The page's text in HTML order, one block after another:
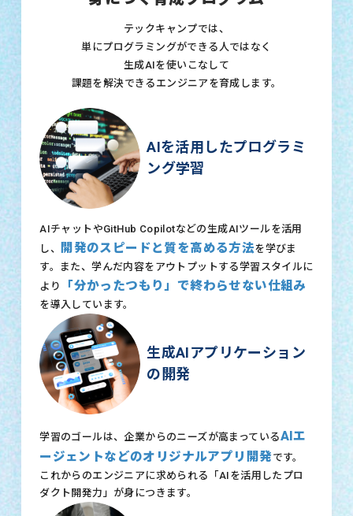
テックキャンプでは、
単にプログラミングができる人ではなく
生成AIを使いこなして
課題を解決できるエンジニアを育成します。
AIを活用したプログラミ
ング学習
AIチャットやGitHub Copilotなどの生成AIツールを活用
し、
開発のスピードと質を高める方法を学びま
す。また、学んだ内容をアウトプットする学習スタイルに
より
「分かったつもり」で終わらせない仕組み
を導入しています。
生成AIアプリケーション
の開発
学習のゴールは、企業からのニーズが高まっているAIエ
ージェントなどのオリジナルアプリ開発です。
これからのエンジニアに求められる「AIを活用したプロ
ダクト開発力」が身につきます。